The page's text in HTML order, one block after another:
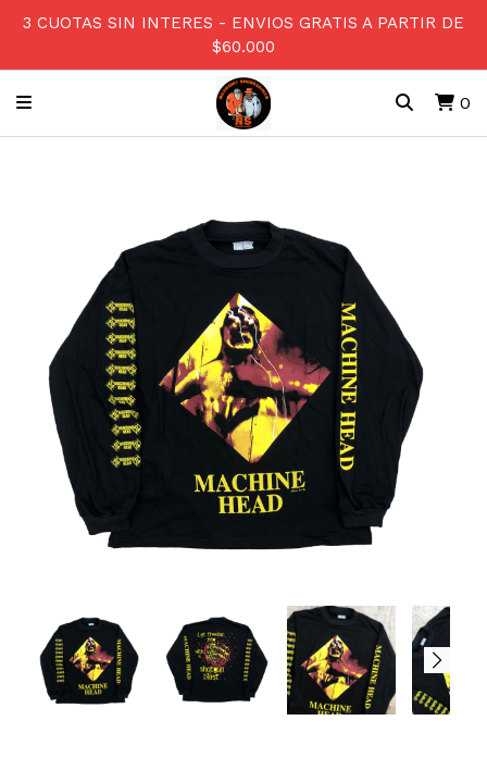
3 CUOTAS SIN INTERES - ENVIOS GRATIS A PARTIR DE
$60.000
0